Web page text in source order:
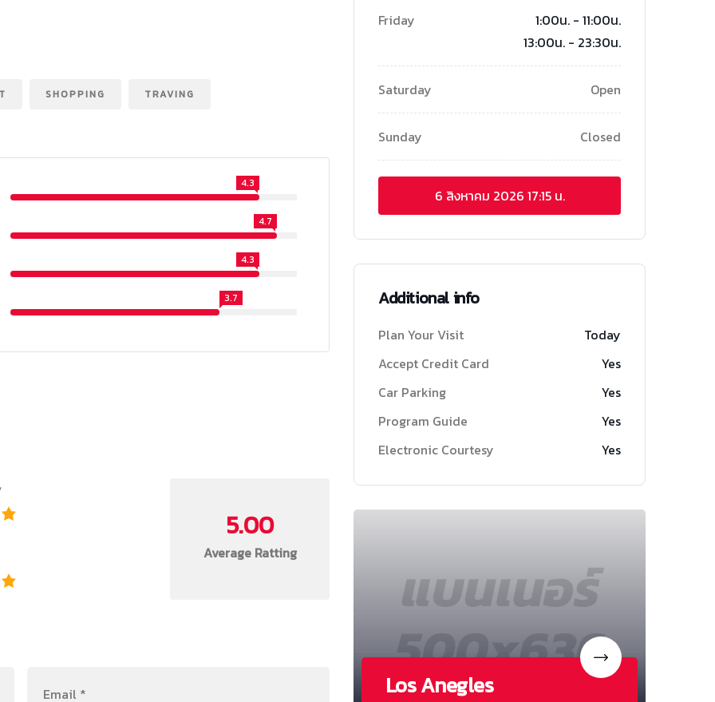
SHOPPING TRAVING
4.3
4.7
4.3
3.7
5.00
Average Ratting
Friday
1:00น. - 11:00น.
13:00น. - 23:30น.
Saturday Open
Sunday Closed
6 สิงหาคม 2026 17:15 น.
Additional info
Plan Your Visit
Today
Accept Credit Card
Yes
Car Parking
Yes
Program Guide
Yes
Electronic Courtesy
Yes
Los Anegles